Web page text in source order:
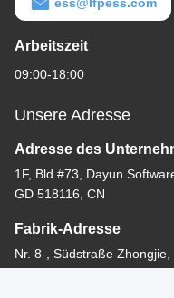
Arbeitszeit
09:00-18:00
Unsere Adresse
Adresse des
1F, Bld #73, Dayun
GD 518116, CN
Fabrik-Adresse
Nr. 8-, Südstraße